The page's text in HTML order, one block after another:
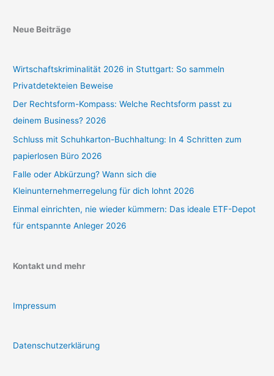
Neue Beiträge
Wirtschaftskriminalität 2026 in Stuttgart: So sammeln
Privatdetekteien Beweise
Der Rechtsform-Kompass: Welche Rechtsform passt zu
deinem Business? 2026
Schluss mit Schuhkarton-Buchhaltung: In 4 Schritten zum
papierlosen Büro 2026
Falle oder Abkürzung? Wann sich die
Kleinunternehmerregelung für dich lohnt 2026
Einmal einrichten, nie wieder kümmern: Das ideale ETF-Depot
für entspannte Anleger 2026
Kontakt und mehr
Impressum
Datenschutzerklärung